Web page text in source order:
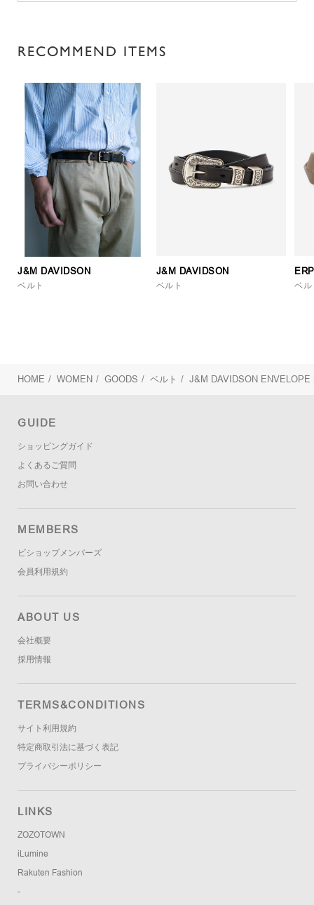
RECOMMEND ITEMS
J&M DAVIDSON
ベルト
J&M DAVIDSON
ベルト ベル
HOME / WOMEN / GOODS / ベルト / J&M DAVIDSON
GUIDE
ショッピングガイド
よくあるご質問
お問い合わせ
MEMBERS
ビショップメンバーズ
会員利用規約
ABOUT US
会社概要
採用情報
TERMS&CONDITIONS
サイト利用規約
特定商取引法に基づく表記
プライバシーポリシー
LINKS
ZOZOTOWN
iLumine
Rakuten Fashion
-